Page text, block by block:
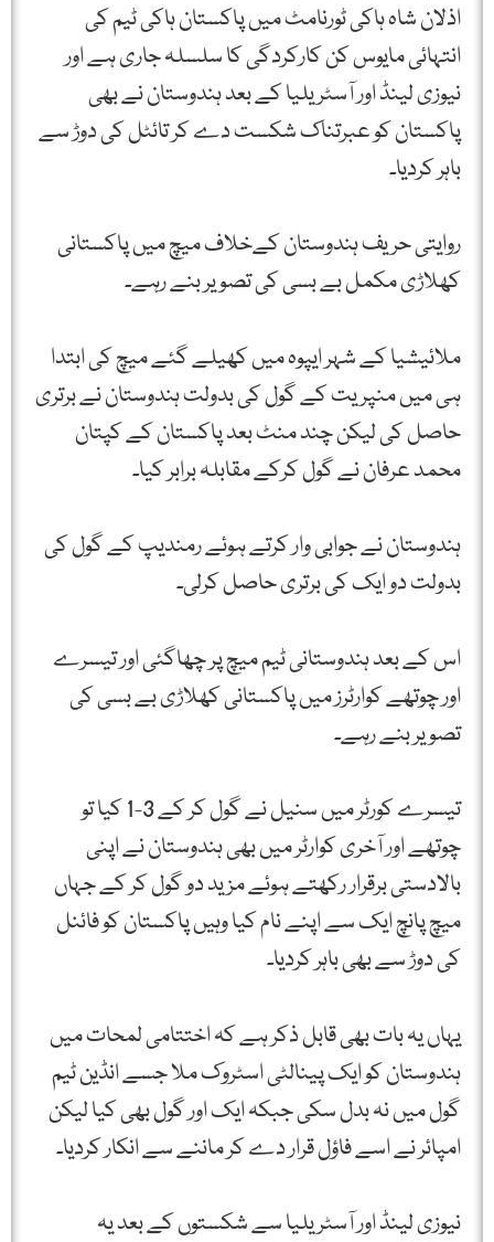
اذلان شاہ ہاکی ٹورنامٹ میں پاکستان ہاکی ٹیم کی
انتہائی مایوس کن کارکردگی کا سلسلہ جاری ہے اور
نیوزی لینڈ اور آسٹریلیا کے بعد ہندوستان نے بھی
پاکستان کو عبرتناک شکست دے کر تائٹل کی دوڑ سے
باہر کردیا۔
روایتی حریف ہندوستان کےخلاف میچ میں پاکستانی
کھلاڑی مکمل بے بسی کی تصویر بنے رہے۔
ملائیشیا کے شہر ایپوہ میں کھیلے گئے میچ کی ابتدا
ہی میں منپریت کے گول کی بدولت ہندوستان نے برتری
حاصل کی لیکن چند منٹ بعد پاکستان کے کپتان
محمد عرفان نے گول کرکے مقابلہ برابر کیا۔
ہندوستان نے جوابی وار کرتے ہوئے رمندیپ کے گول کی
بدولت دو ایک کی برتری حاصل کرلی۔
اس کے بعد ہندوستانی ٹیم میچ پر چھاگئی اور تیسرے
اور چوتھے کوارٹرز میں پاکستانی کھلاڑی بے بسی کی
تصویر بنے رہے۔
تیسرے کورٹر میں سنیل نے گول کر کے 3-1 کیا تو
چوتھے اور آخری کوارٹر میں بھی ہندوستان نے اپنی
بالادستی برقرار رکھتے ہوئے مزید دو گول کر کے جہاں
میچ پانچ ایک سے اپنے نام کیا وہیں پاکستان کو فائنل
کی دوڑ سے بھی باہر کردیا۔
یہاں یہ بات بھی قابل ذکر ہے کہ اختتامی لمحات میں
ہندوستان کو ایک پینالٹی اسٹروک ملا جسے انڈین ٹیم
گول میں نہ بدل سکی جبکہ ایک اور گول بھی کیا لیکن
امپائر نے اسے فاؤل قرار دے کر ماننے سے انکار کردیا۔
نیوزی لینڈ اور آسٹریلیا سے شکستوں کے بعد یہ